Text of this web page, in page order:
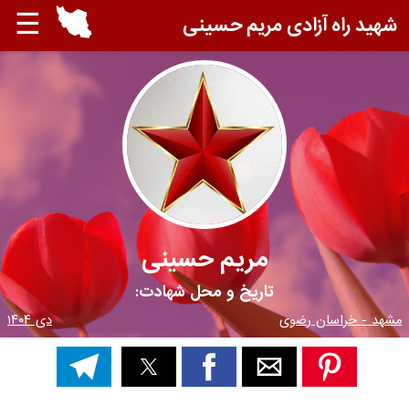
☰ شهید راه آزادی مریم حسینی
مریم حسینی
تاریخ و محل شهادت:
مشهد - خراسان رضوی دی ۱۴۰۴